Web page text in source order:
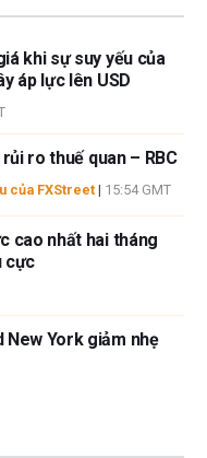
khi sự suy yếu của
áp lực lên USD
ro thuế quan – RBC
của FXStreet | 15:54 GMT
cao nhất hai tháng
cực
New York giảm nhẹ